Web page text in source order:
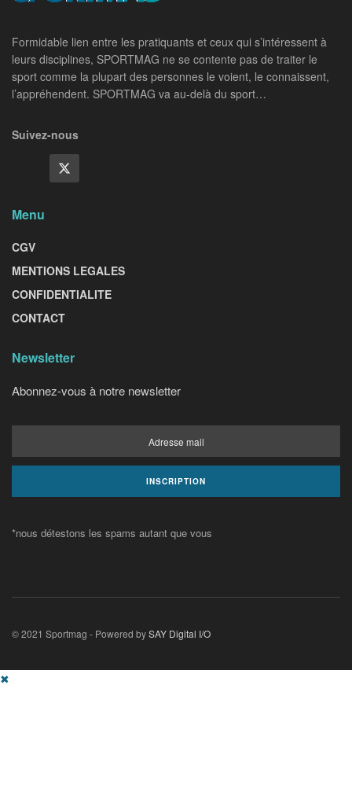
Formidable lien entre les pratiquants et ceux qui s’intéressent à
leurs disciplines, SPORTMAG ne se contente pas de traiter le
sport comme la plupart des personnes le voient, le connaissent,
l’appréhendent. SPORTMAG va au-delà du sport…
Suivez-nous
Menu
CGV
MENTIONS LEGALES
CONFIDENTIALITE
CONTACT
Newsletter
Abonnez-vous à notre newsletter
*nous détestons les spams autant que vous
© 2021 Sportmag - Powered bySAY Digital I/O
✖